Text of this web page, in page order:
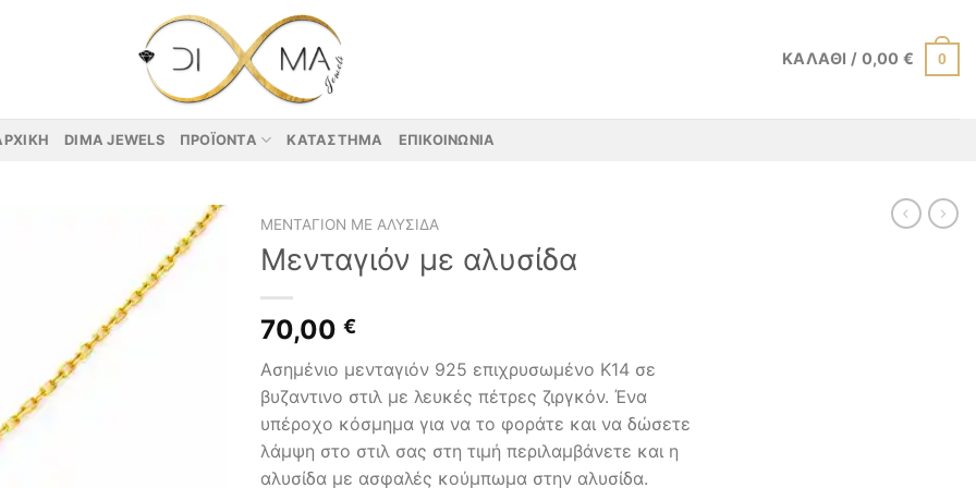
ΚΑΛΆΘΙ / 0,00€ 0
DIMA JEWELS ΠΡΟΪΌΝΤΑ ΚΑΤΆΣΤΗΜΑ ΕΠΙΚΟΙΝΩΝΊΑ
ΜΕΝΤΑΓΙΌΝ ΜΕ ΑΛΥΣΊΔΑ
Μενταγιόν με αλυσίδα
70,00 €
Ασημένιο μενταγιόν 925 επιχρυσωμένο Κ14 σε
βυζαντινο στιλ με λευκές πέτρες ζιργκόν. Ένα
υπέροχο κόσμημα για να το φοράτε και να δώσετε
λάμψη στο στιλ σας στη τιμή περιλαμβάνετε και η
αλυσίδα με ασφαλές κούμπωμα στην αλυσίδα.